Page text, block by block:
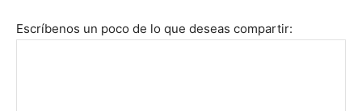
Escríbenos un poco de lo que deseas compartir: